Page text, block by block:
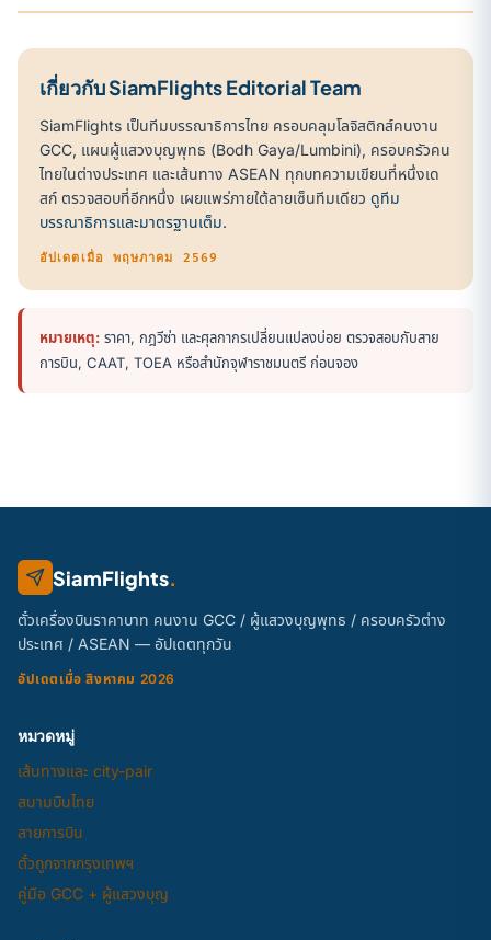
เกี่ยวกับ SiamFlights Editorial Team
SiamFlights เป็นทีมบรรณาธิการไทย ครอบคลุมโลจิสติกส์คนงาน
GCC, แผนผู้แสวงบุญพุทธ (Bodh Gaya/Lumbini), ครอบครัวคน
ไทยในต่างประเทศ และเส้นทาง ASEAN ทุกบทความเขียนที่หนึ่งเด
สก์ ตรวจสอบที่อีกหนึ่ง เผยแพร่ภายใต้ลายเซ็นทีมเดียว ดูทีม
บรรณาธิการและมาตรฐานเต็ม.
อัปเดตเมื่อ พฤษภาคม 2569
หมายเหตุ: ราคา, กฎวีซ่า และศุลกากรเปลี่ยนแปลงบ่อย ตรวจสอบกับสาย
การบิน, CAAT, TOEA หรือสำนักจุฬาราชมนตรี ก่อนจอง
SiamFlights.
ตั๋วเครื่องบินราคาบาท คนงาน GCC / ผู้แสวงบุญพุทธ / ครอบครัวต่าง
ประเทศ / ASEAN — อัปเดตทุกวัน
อัปเดตเมื่อ สิงหาคม 2026
หมวดหมู่
เส้นทางและ city-pair
สนามบินไทย
สายการบิน
ตั๋วถูกจากกรุงเทพฯ
คู่มือ GCC + ผู้แสวงบุญ